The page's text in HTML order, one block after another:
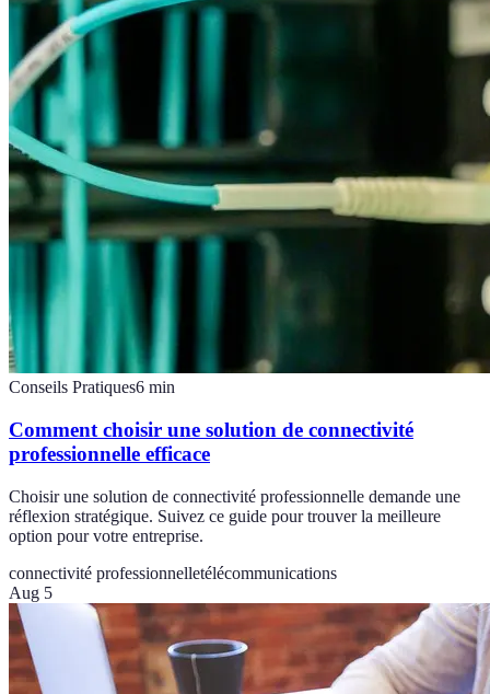
Conseils Pratiques6 min
Comment choisir une solution de connectivité
professionnelle efficace
Choisir une solution de connectivité professionnelle demande une
réflexion stratégique. Suivez ce guide pour trouver la meilleure
option pour votre entreprise.
connectivité professionnelletélécommunications
Aug 5